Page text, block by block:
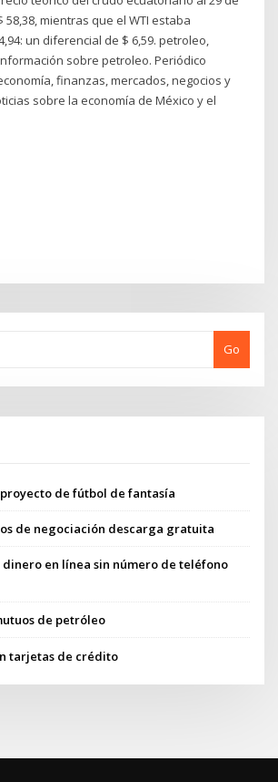
mientras que el WTI estaba
un diferencial de $ 6,59. petroleo,
sobre petroleo. Periódico
finanzas, mercados, negocios y
sobre la economía de México y el
Go
proyecto de fútbol de fantasía
de negociación descarga gratuita
en línea sin número de teléfono
de petróleo
tarjetas de crédito